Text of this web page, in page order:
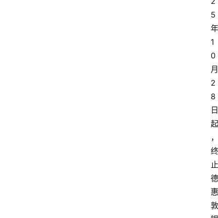
5
年
1
0
月
2
8
日
起
，
终
止
德
惠
敦